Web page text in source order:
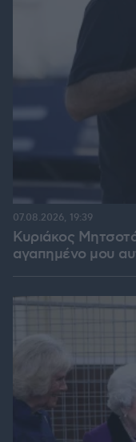
Κυριάκος
αγαπημένο μου
07.08.2026, 19:39